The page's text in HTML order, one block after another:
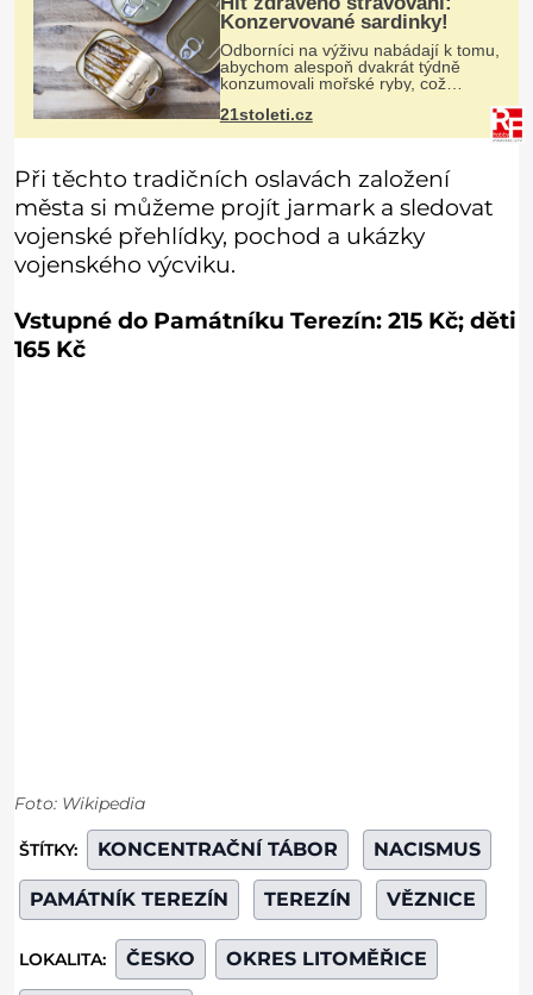
Konzervované sardinky!
Odborníci na výživu nabádají k tomu,
abychom alespoň dvakrát týdně
konzumovali mořské ryby, což
ovšem může být zatěžující pro
peněženku. Dobrou zprávou je, že
21stoleti.cz
Při těchto tradičních oslavách založení
města si můžeme projít jarmark a sledovat
vojenské přehlídky, pochod a ukázky
vojenského výcviku.
Vstupné do Památníku Terezín: 215 Kč; děti
165 Kč
Foto: Wikipedia
ŠTÍTKY: KONCENTRAČNÍ TÁBOR NACISMUS
PAMÁTNÍK TEREZÍN TEREZÍN VĚZNICE
LOKALITA: ČESKO OKRES LITOMĚŘICE